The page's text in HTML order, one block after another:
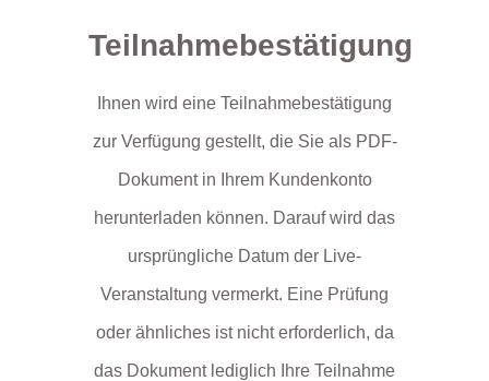
Teilnahmebestätigung
Ihnen wird eine Teilnahmebestätigung
zur Verfügung gestellt, die Sie als PDF-
Dokument in Ihrem Kundenkonto
herunterladen können. Darauf wird das
ursprüngliche Datum der Live-
Veranstaltung vermerkt. Eine Prüfung
oder ähnliches ist nicht erforderlich, da
das Dokument lediglich Ihre Teilnahme